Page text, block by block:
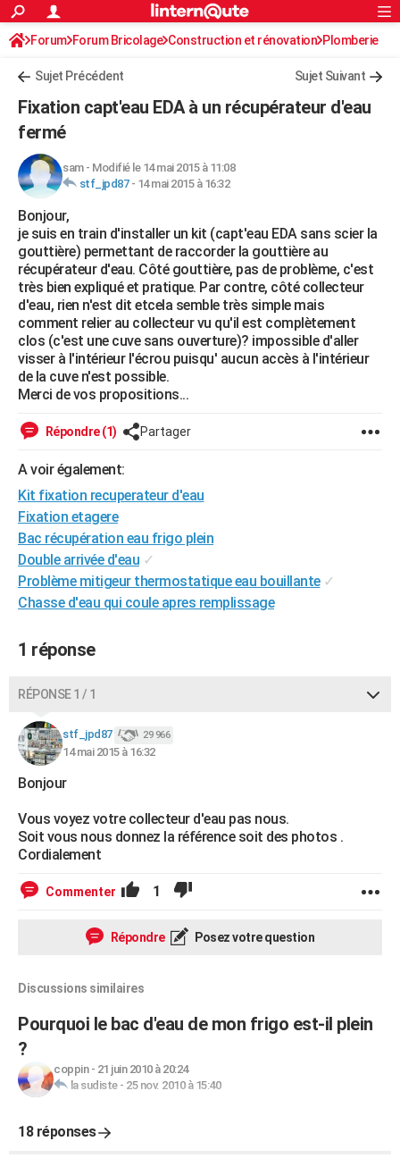
ACTUALITÉS
Politique
Société
Faits Divers
Education
Monde
Villes
+
Programme TV
TNTStreaming
Cinéma
Sorties cinéma
Musique
+FINANCE
Retraite
Impôts
Epargne
Immobilier
Risques naturels par ville
Banque
Assurance
Crédit
AUTO
Essais
Réserver un essai
Citadines
Berlines
SUV
Forum auto
HIGH-TECH
Mobiles
Meilleur smartphone
Internet
Ordinateurs
Jeux vidéo
Guide high-tech
+
BRICOLAGE
Forum
Aménagement intérieur
Extérieur
Cuisine
Salle de bains
Jardinage
Rangement
WEEK-END
Guides de France
Escapades
Patrimoine
Expositions
Musées
Week-end nature
+LIFESTYLE
Art de vivre
Bien-être
Loisirs
Mode
Modes de vie
SANTE
Alimentation
Guide de la santé
Maladies
Médicaments
Sommeil
VOYAGE
PHOTO
BONS PLANS
CARTE DE VOEUX
Carte de Noël
Carte Bonne année
Carte Saint-Valentin
Carte Pâques
Carte d'anniversaire
DICTIONNAIRE
Dictionnaire
Biographies
Citations
Expressions
Proverbes
PROGRAMME TV
Bricolage
Lifestyle
Culture
Sport
Auto
Television
Voyage
Cinema
Rechercher
S'inscrire
Connexion
Forum Forum Bricolage Construction et rénovation Plomberie
Sujet Précédent Sujet Suivant
Fixation capt'eau EDA à un récupérateur d'eau
fermé
sam- Modifié le 14 mai 2015 à 11:08
stf_jpd87- 14 mai 2015 à 16:32
Bonjour,
je suis en train d'installer un kit (capt'eau EDA sans scier la
gouttière) permettant de raccorder la gouttière au
récupérateur d'eau. Côté gouttière, pas de problème, c'est
très bien expliqué et pratique. Par contre, côté collecteur
d'eau, rien n'est dit etcela semble très simple mais
comment relier au collecteur vu qu'il est complètement
clos (c'est une cuve sans ouverture)? impossible d'aller
visser à l'intérieur l'écrou puisqu' aucun accès à l'intérieur
de la cuve n'est possible.
Merci de vos propositions...
Répondre (1) Partager
A voir également:
Kit fixation recuperateur d'eau
Fixation etagere
Bac récupération eau frigo plein
Double arrivée d'eau ✓
Problème mitigeur thermostatique eau bouillante ✓
Chasse d'eau qui coule apres remplissage
1 réponse
RÉPONSE 1 / 1
stf_jpd87 29 966
14 mai 2015 à 16:32
Bonjour
Vous voyez votre collecteur d'eau pas nous.
Soit vous nous donnez la référence soit des photos .
Cordialement
Commenter 1
Répondre Posez votre question
Discussions similaires
Pourquoi le bac d'eau de mon frigo est-il plein
?
coppin- 21 juin 2010 à 20:24
la sudiste- 25 nov. 2010 à 15:40
18 réponses